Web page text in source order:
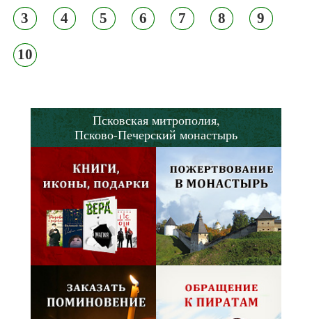
3 4 5 6 7 8 9
10
Псковская митрополия,
Псково-Печерский монастырь